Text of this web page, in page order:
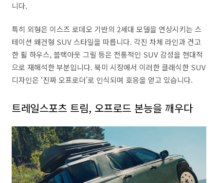
니다.
특히 외형은 이스즈 로데오 기반의 2세대 모델을 연상시키는 스
테이션 왜건형 SUV 스타일을 따릅니다. 각진 차체 라인과 견고
한 휠 하우스, 블랙아웃 그릴 등은 전통적인 SUV 감성을 현대적
으로 재해석한 부분입니다. 북미 시장에서 이러한 클래식한 SUV
디자인은 ‘진짜 오프로더’로 인식되며 호응을 얻고 있습니다.
트레일스포츠 트림, 오프로드 본능을 깨우다